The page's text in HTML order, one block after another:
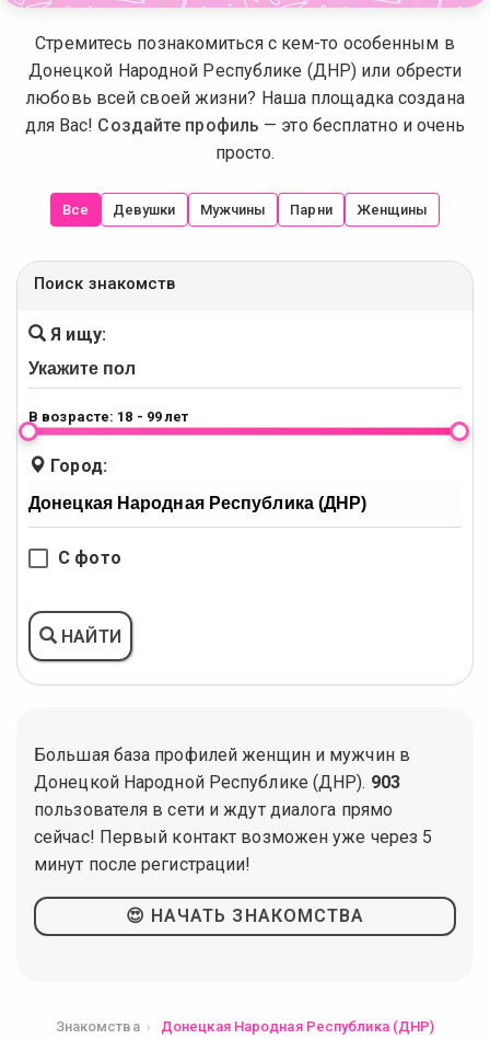
Стремитесь познакомиться с кем-то особенным в
Донецкой Народной Республике (ДНР) или обрести
любовь всей своей жизни? Наша площадка создана
для Вас! Создайте профиль — это бесплатно и очень
просто.
Все Девушки Мужчины Парни Женщины
Поиск знакомств
Я ищу:
В возрасте: 18 - 99 лет
Город:
С фото
НАЙТИ
Большая база профилей женщин и мужчин в
Донецкой Народной Республике (ДНР). 903
пользователя в сети и ждут диалога прямо
сейчас! Первый контакт возможен уже через 5
минут после регистрации!
😍 НАЧАТЬ ЗНАКОМСТВА
Знакомства Донецкая Народная Республика (ДНР)